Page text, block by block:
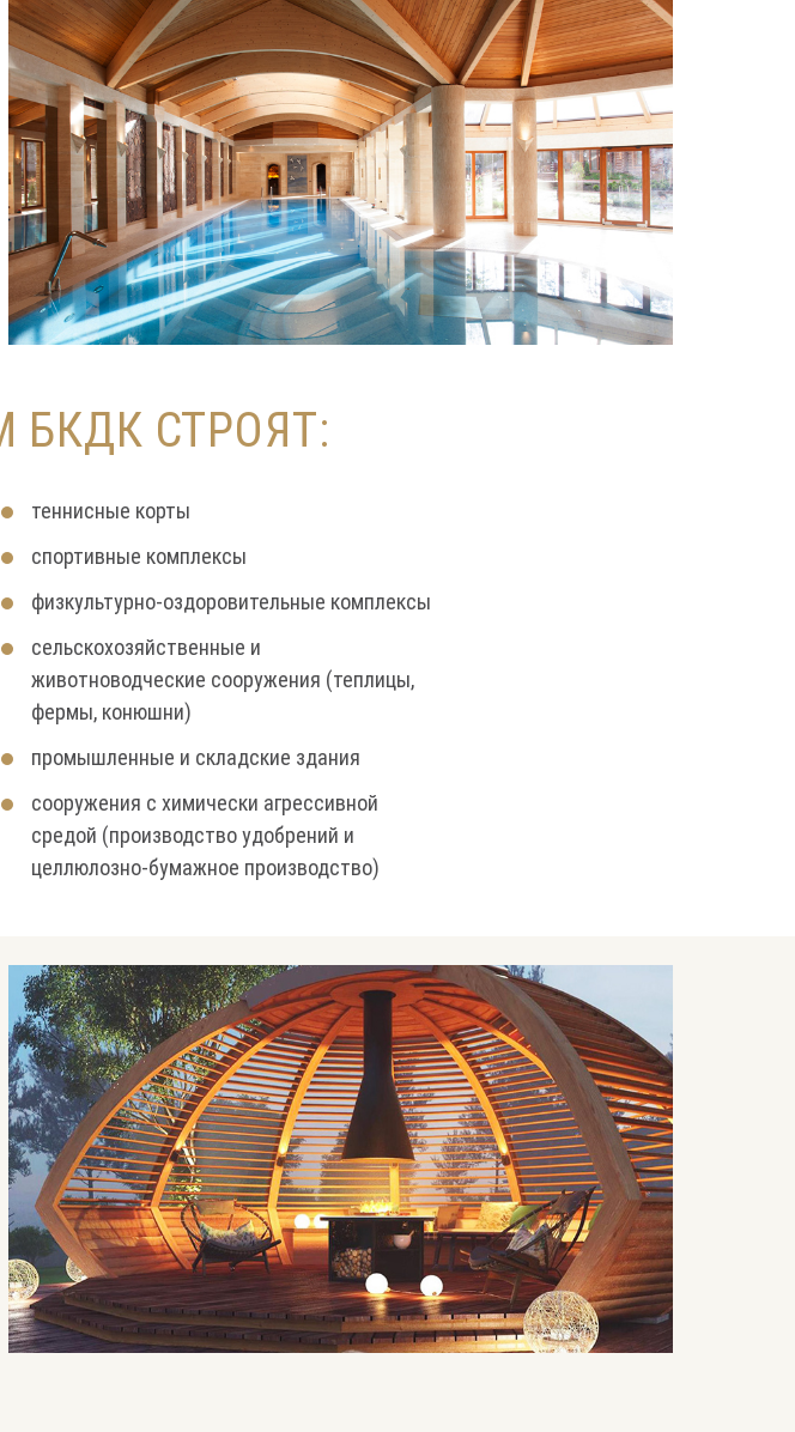
БКДК СТРОЯТ:
теннисные корты
спортивные комплексы
физкультурно-оздоровительные комплексы
сельскохозяйственные и
животноводческие сооружения (теплицы,
фермы, конюшни)
промышленные и складские здания
сооружения с химически агрессивной
средой (производство удобрений и
целлюлозно-бумажное производство)